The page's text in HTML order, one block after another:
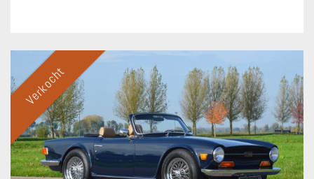
Verkocht